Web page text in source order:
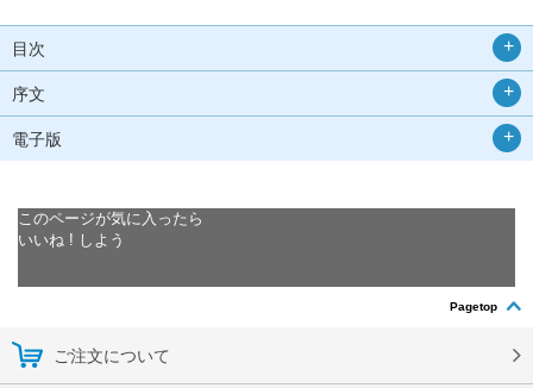
目次
序文
電子版
このページが気に入ったら
いいね ! しよう
Pagetop
ご注文について